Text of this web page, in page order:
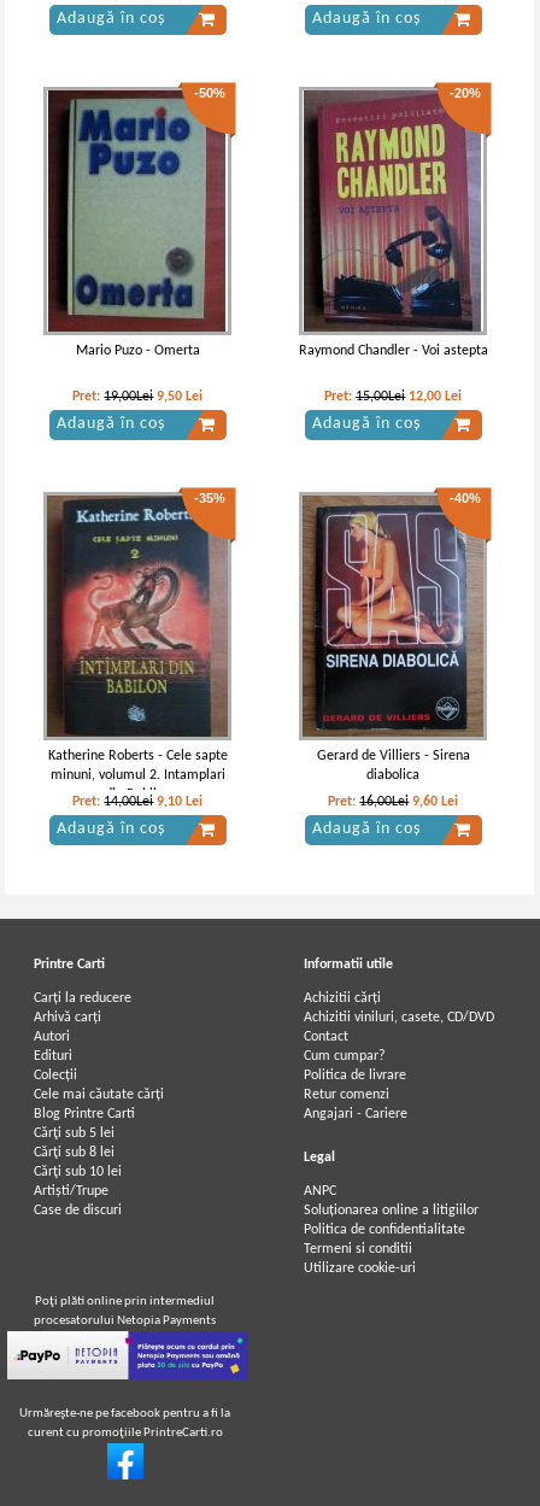
Adaugă în coș Adaugă în coș
-50%
Mario Puzo - Omerta
Pret:19,00Lei 9,50 Lei
Adaugă în coș
-20%
Raymond Chandler - Voi astepta
Pret:15,00Lei 12,00 Lei
Adaugă în coș
-35%
Katherine Roberts - Cele sapte
minuni, volumul 2. Intamplari
din Babilon
Pret:14,00Lei 9,10 Lei
Adaugă în coș
-40%
Gerard de Villiers - Sirena
diabolica
Pret:16,00Lei 9,60 Lei
Adaugă în coș
Printre Carti
Carți la reducere
Arhivă carți
Autori
Edituri
Colecții
Cele mai căutate cărți
Blog Printre Carti
Cărţi sub 5 lei
Cărţi sub 8 lei
Cărţi sub 10 lei
Artiști/Trupe
Case de discuri
Informatii utile
Achizitii cărți
Achizitii viniluri, casete, CD/DVD
Contact
Cum cumpar?
Politica de livrare
Retur comenzi
Angajari - Cariere
Legal
ANPC
Soluționarea online a litigiilor
Politica de confidentialitate
Termeni si conditii
Utilizare cookie-uri
Poţi plăti online prin intermediul
procesatorului Netopia Payments
Urmăreşte-ne pe facebook pentru a fi la
curent cu promoţiile PrintreCarti.ro